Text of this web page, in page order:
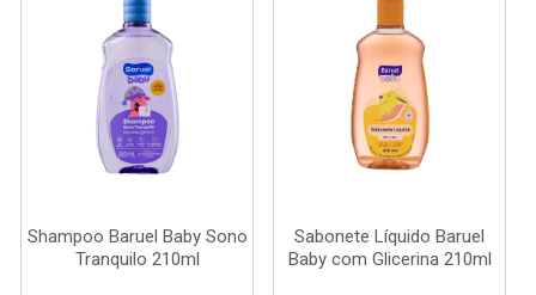
Shampoo Baruel Baby Sono
Tranquilo 210ml
Sabonete Líquido Baruel
Baby com Glicerina 210ml